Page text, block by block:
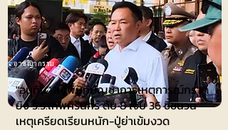
"อนุทิน" ลงพื้นที่บัญชาการเหตุการณ์กราด
ยิง ร.ร.เทพศิรินทร์ ดับ 8 เจ็บ 36 ชี้ชนวน
เหตุเครียดเรียนหนัก-ปู่ย่าเข้มงวด
อาชญากรรม